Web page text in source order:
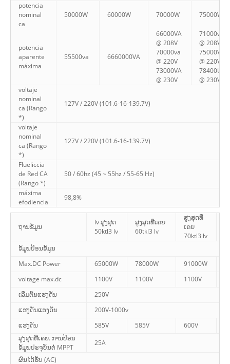
potencia
nominal
ca
50000W 60000W 70000W 75000W
potencia
aparente
máxima
55500va 6660000VA
66000VA
@ 208V
70000va
@ 220V
73000VA
@ 230V
71000va
@ 208V
75000VA
@ 220V
78400UVA
@ 230V
voltaje
nominal
ca (Rango
*)
127V / 220V (101.6-16-139.7V)
voltaje
nominal
ca (Rango
*)
127V / 220V (101.6-16-139.7V)
Flueliccia
de Red CA
(Rango *)
50 / 60hz (45 ~ 55hz / 55-65 Hz)
máxima
efodiencia
98,8%
ຖານຂໍ້ມູນ
lv ສູງສຸດ
50ktl3 lv
ສູງສຸດທີ່ເຄຍ
60tkl3 lv
ສູງສຸດທີ່
ເຄຍ
70ktl3 lv
ຂໍ້ມູນປ້ອນຂໍ້ມູນ
Max.DC Power
65000W 78000W 91000W
voltage max.dc
1100V 1100V 1100V
ເລີ່ມຕົ້ນແຮງດັນ
250V
ແຮງດັນແຮງດັນ
200V-1000v
ແຮງດັນ
585V 585V 600V
ສູງສຸດທີ່ເຄຍ. ການປ້ອນ
ຂໍ້ມູນປະຈຸບັນຕໍ່ MPPT
25A
ຜົນໄດ້ຮັບ (AC)